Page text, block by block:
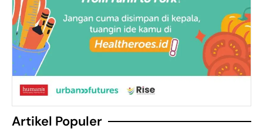
Artikel Populer